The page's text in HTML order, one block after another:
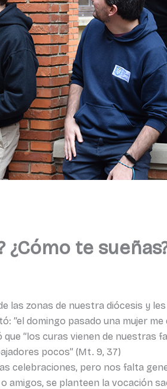
¿Cómo te
las zonas de nuestra diócesis y
domingo pasado una mujer me
“los curas vienen de nuestras
pocos” (Mt. 9, 37)
celebraciones, pero nos falta
se planteen la vocación